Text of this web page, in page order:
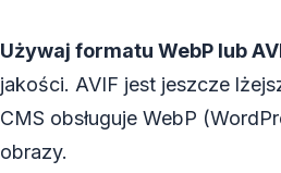
Używaj formatu WebP lub
jakości. AVIF jest jeszcze
CMS obsługuje WebP
obrazy.